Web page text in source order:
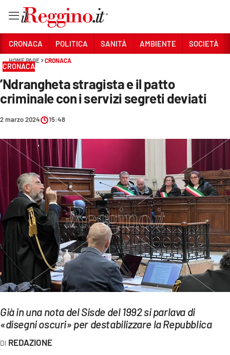
Sezioni
CRONACA
AMBIENTE
SOCIETÀ
CULTURA
ECONOMIA E LAVORO
EVENTI
SPORT
Streaming
LAC TV
LAC NETWORK
CRONACA POLITICA SANITÀ AMBIENTE SOCIETÀ
HOME PAGE CRONACA
CRONACA
’Ndrangheta stragista e il patto
criminale con i servizi segreti deviati
2 marzo 2024 15:48
Già in una nota del Sisde del 1992 si parlava di
«disegni oscuri» per destabilizzare la Repubblica
REDAZIONE